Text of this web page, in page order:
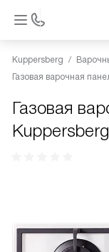
Kuppersberg
Газовая варочная
Газовая